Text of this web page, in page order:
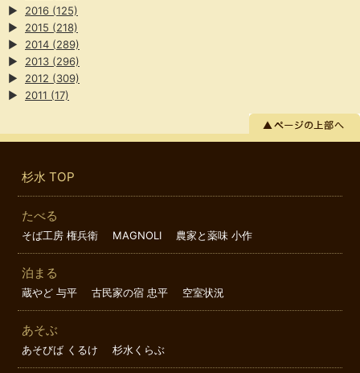
▶
2016 (125)
▶
2015 (218)
▶
2014 (289)
▶
2013 (296)
▶
2012 (309)
▶
2011 (17)
杉水 TOP
たべる
そば工房 権兵衛 MAGNOLI 農家と薬味 小作
泊まる
蔵やど 与平 古民家の宿 忠平 空室状況
あそぶ
あそびば くるけ 杉水くらぶ